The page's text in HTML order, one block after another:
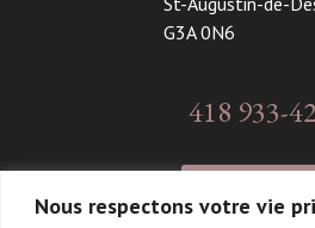
Nous respectons votre vie
G3A 0N6
418 933-